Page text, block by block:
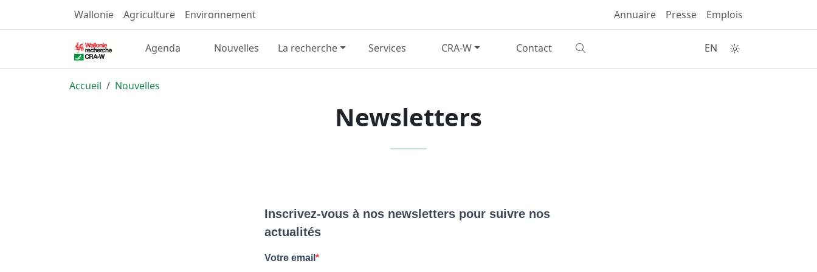
Wallonie Agriculture Environnement Annuaire Presse Emplois
Agenda Nouvelles La recherche Services CRA-W Contact EN
Accueil Nouvelles
Newsletters
Inscrivez-vous à nos newsletters pour suivre nos
actualités
Votre email